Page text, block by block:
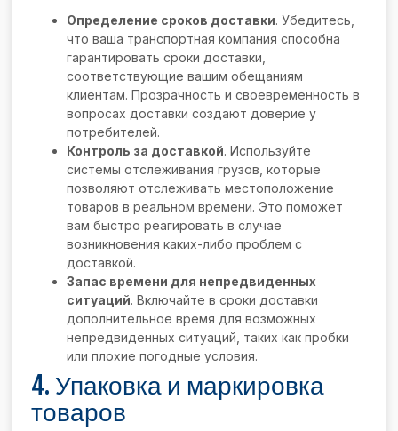
Определение сроков доставки. Убедитесь,
что ваша транспортная компания способна
гарантировать сроки доставки,
соответствующие вашим обещаниям
клиентам. Прозрачность и своевременность в
вопросах доставки создают доверие у
потребителей.
Контроль за доставкой. Используйте
системы отслеживания грузов, которые
позволяют отслеживать местоположение
товаров в реальном времени. Это поможет
вам быстро реагировать в случае
возникновения каких-либо проблем с
доставкой.
Запас времени для непредвиденных
ситуаций. Включайте в сроки доставки
дополнительное время для возможных
непредвиденных ситуаций, таких как пробки
или плохие погодные условия.
4. Упаковка и маркировка
товаров